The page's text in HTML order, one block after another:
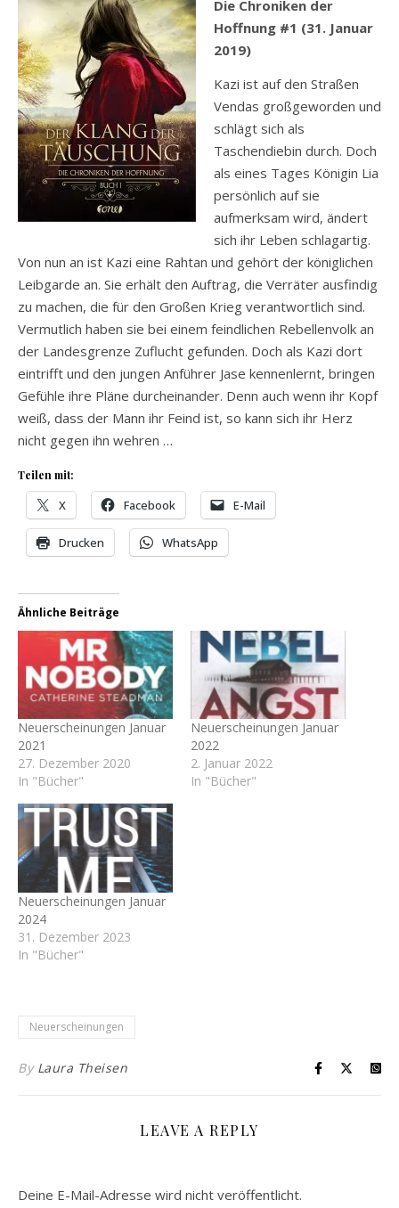
Die Chroniken der
Hoffnung #1 (31. Januar
2019)
Kazi ist auf den Straßen
Vendas großgeworden und
schlägt sich als
Taschendiebin durch. Doch
als eines Tages Königin Lia
persönlich auf sie
aufmerksam wird, ändert
sich ihr Leben schlagartig.
Von nun an ist Kazi eine Rahtan und gehört der königlichen
Leibgarde an. Sie erhält den Auftrag, die Verräter ausfindig
zu machen, die für den Großen Krieg verantwortlich sind.
Vermutlich haben sie bei einem feindlichen Rebellenvolk an
der Landesgrenze Zuflucht gefunden. Doch als Kazi dort
eintrifft und den jungen Anführer Jase kennenlernt, bringen
Gefühle ihre Pläne durcheinander. Denn auch wenn ihr Kopf
weiß, dass der Mann ihr Feind ist, so kann sich ihr Herz
nicht gegen ihn wehren …
Teilen mit:
X Facebook E-Mail
Drucken WhatsApp
Ähnliche Beiträge
Neuerscheinungen Januar
2021
27. Dezember 2020
In "Bücher"
Neuerscheinungen Januar
2022
2. Januar 2022
In "Bücher"
Neuerscheinungen Januar
2024
31. Dezember 2023
In "Bücher"
Neuerscheinungen
By Laura Theisen
LEAVE A REPLY
Deine E-Mail-Adresse wird nicht veröffentlicht.